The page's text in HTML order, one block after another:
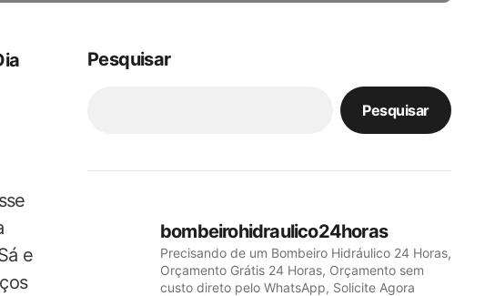
e
Pesquisar
Pesquisar
bombeirohidraulico24horas
Precisando de um Bombeiro Hidráulico 24 Horas,
Orçamento Grátis 24 Horas, Orçamento sem
custo direto pelo WhatsApp, Solicite Agora